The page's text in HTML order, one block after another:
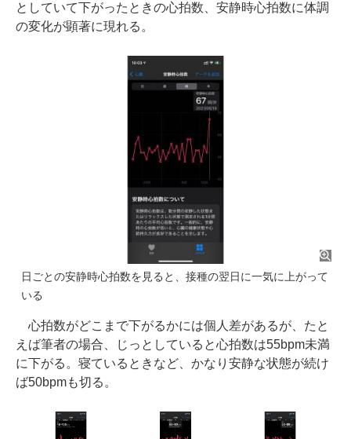
としていて下がったときの心拍数、安静時心拍数に体調
の変化が顕著に現れる。
日ごとの安静時心拍数を見ると、接種の翌日に一気に上がって
いる
心拍数がどこまで下がるかには個人差があるが、たと
えば筆者の場合、じっとしていると心拍数は55bpm未満
に下がる。寝ているときなど、かなり安静な状態が続け
ば50bpmも切る。